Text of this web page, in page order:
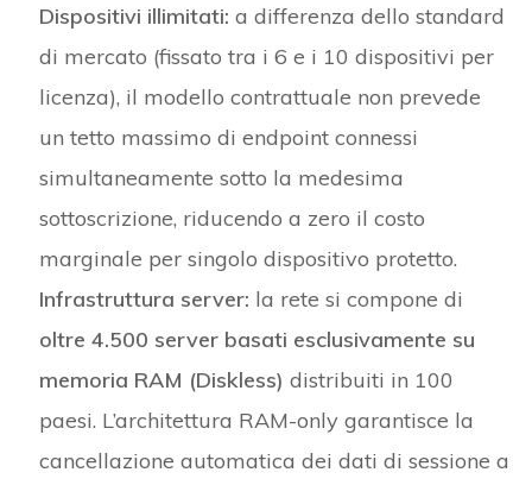
Dispositivi illimitati: a differenza dello standard
di mercato (fissato tra i 6 e i 10 dispositivi per
licenza), il modello contrattuale non prevede
un tetto massimo di endpoint connessi
simultaneamente sotto la medesima
sottoscrizione, riducendo a zero il costo
marginale per singolo dispositivo protetto.
Infrastruttura server: la rete si compone di
oltre 4.500 server basati esclusivamente su
memoria RAM (Diskless) distribuiti in 100
paesi. L’architettura RAM-only garantisce la
cancellazione automatica dei dati di sessione a